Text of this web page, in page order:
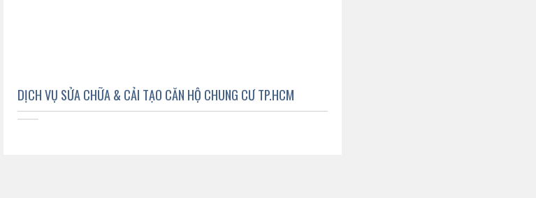
DỊCH VỤ SỬA CHỮA & CẢI TẠO CĂN HỘ CHUNG CƯ TP.HCM